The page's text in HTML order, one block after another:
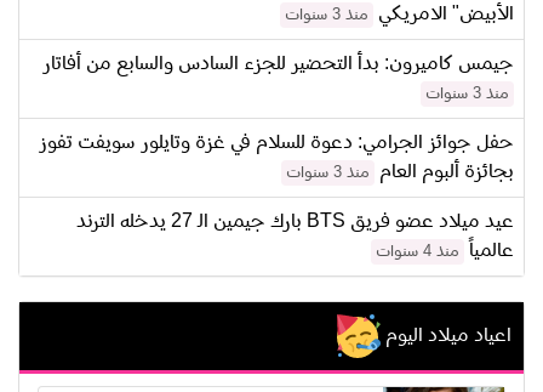
الأبيض" الامريكي
منذ 3 سنوات
جيمس كاميرون: بدأ التحضير للجزء السادس والسابع من أفاتار
منذ 3 سنوات
حفل جوائز الجرامي: دعوة للسلام في غزة وتايلور سويفت تفوز
بجائزة ألبوم العام
منذ 3 سنوات
عيد ميلاد عضو فريق BTS بارك جيمين الـ 27 يدخله الترند
عالمياً
منذ 4 سنوات
اعياد ميلاد اليوم